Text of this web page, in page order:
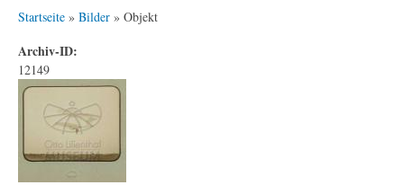
Startseite » Bilder » Objekt
Archiv-ID:
12149